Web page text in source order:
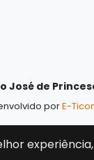
José de
porE-